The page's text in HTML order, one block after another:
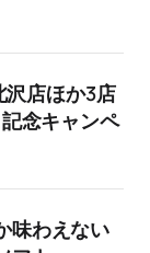
沢店ほか3店
念キャンペ
味わえない